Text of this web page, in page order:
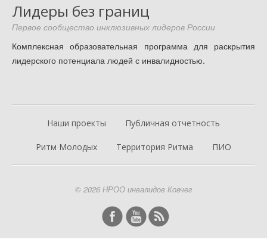
Лидеры без границ
Первое сообщество инклюзивных лидеров России
Комплексная образовательная программа для раскрытия
лидерского потенциала людей с инвалидностью.
Наши проекты Публичная отчетность
Ритм Молодых Территория Ритма ПИО
© 2026 НРОО инвалидов Ковчег